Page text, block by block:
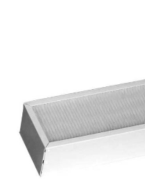
images
gallery